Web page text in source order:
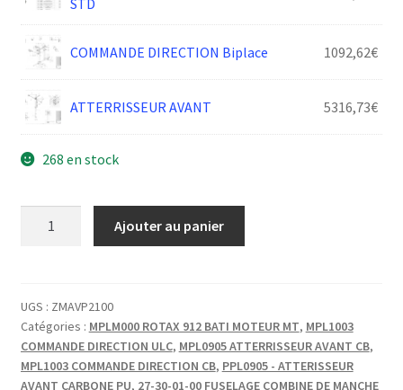
STD
COMMANDE DIRECTION Biplace 1092,62€
ATTERRISSEUR AVANT 5316,73€
268 en stock
M4-
35-
20
Cl
Ajouter au panier
UGS : ZMAVP2100
Catégories : MPLM000 ROTAX 912 BATI MOTEUR MT, MPL1003
COMMANDE DIRECTION ULC, MPL0905 ATTERRISSEUR AVANT CB,
MPL1003 COMMANDE DIRECTION CB, PPL0905 - ATTERISSEUR
AVANT CARBONE PU, 27-30-01-00 FUSELAGE COMBINE DE MANCHE